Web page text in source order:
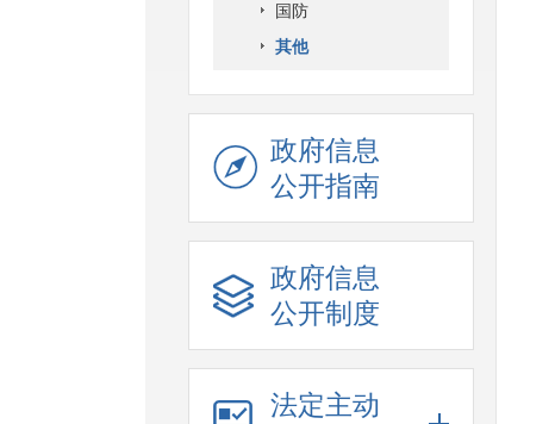
国防
其他
政府信息
公开指南
政府信息
公开制度
法定主动